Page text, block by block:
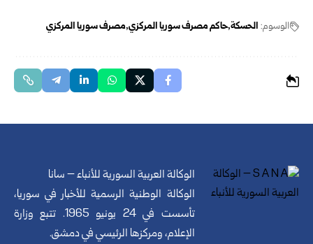
الوسوم: الحسكة حاكم مصرف سوريا المركزي مصرف سوريا المركزي
الوكالة العربية السورية للأنباء – سانا
الوكالة الوطنية الرسمية للأخبار في سوريا،
تأسست في 24 يونيو 1965. تتبع وزارة
الإعلام، ومركزها الرئيسي في دمشق.